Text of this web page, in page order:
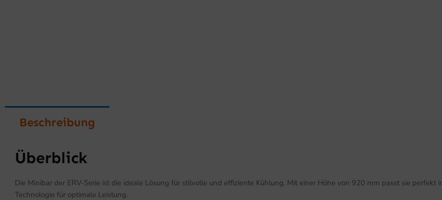
Beschreibung
Überblick
Die Minibar der ERV-Serie ist die ideale Lösung für stilvolle und effiziente Kühlung. Mit einer Höhe von 920 mm passt sie
Technologie für optimale Leistung.